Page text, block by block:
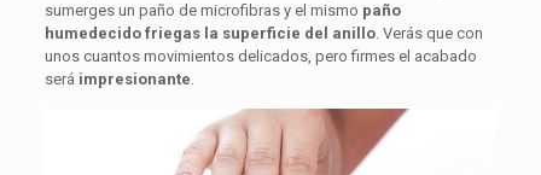
sumerges un paño de microfibras y el mismo paño
humedecido friegas la superficie del anillo. Verás que con
unos cuantos movimientos delicados, pero firmes el acabado
será impresionante.